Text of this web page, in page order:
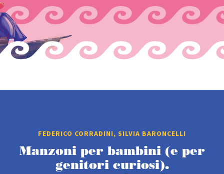
FEDERICO CORRADINI, SILVIA BARONCELLI
Manzoni per bambini (e per
genitori curiosi).